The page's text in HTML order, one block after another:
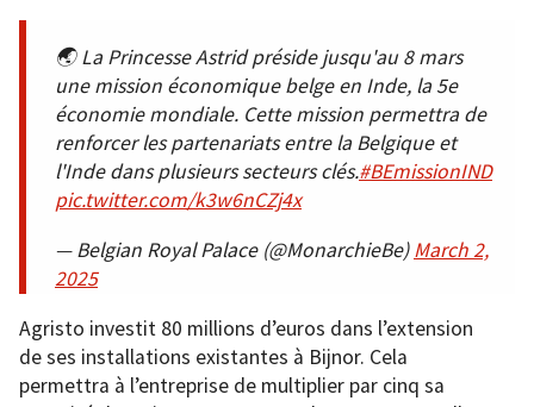
🌏 La Princesse Astrid préside jusqu'au 8 mars
une mission économique belge en Inde, la 5e
économie mondiale. Cette mission permettra de
renforcer les partenariats entre la Belgique et
l'Inde dans plusieurs secteurs clés.#BEmissionIND
pic.twitter.com/k3w6nCZj4x
— Belgian Royal Palace (@MonarchieBe)March 2,
2025
Agristo investit 80 millions d’euros dans l’extension
de ses installations existantes à Bijnor. Cela
permettra à l’entreprise de multiplier par cinq sa